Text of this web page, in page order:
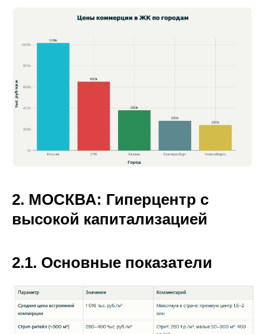
2. МОСКВА: Гиперцентр с
высокой капитализацией
2.1. Основные показатели